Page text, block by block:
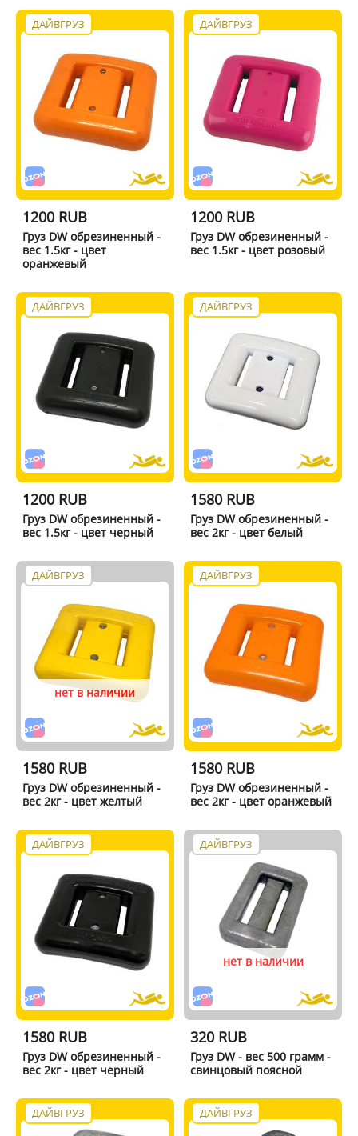
ДАЙВГРУЗ
1200 RUB
Груз DW обрезиненный -
вес 1.5кг - цвет
оранжевый
ДАЙВГРУЗ
1200 RUB
Груз DW обрезиненный -
вес 1.5кг - цвет розовый
ДАЙВГРУЗ
1200 RUB
Груз DW обрезиненный -
вес 1.5кг - цвет черный
ДАЙВГРУЗ
1580 RUB
Груз DW обрезиненный -
вес 2кг - цвет белый
ДАЙВГРУЗ
нет в наличии
1580 RUB
Груз DW обрезиненный -
вес 2кг - цвет желтый
ДАЙВГРУЗ
1580 RUB
Груз DW обрезиненный -
вес 2кг - цвет оранжевый
ДАЙВГРУЗ
1580 RUB
Груз DW обрезиненный -
вес 2кг - цвет черный
ДАЙВГРУЗ
нет в наличии
320 RUB
Груз DW - вес 500 грамм -
свинцовый поясной
ДАЙВГРУЗ ДАЙВГРУЗ